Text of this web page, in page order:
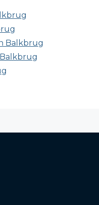
Balkbrug